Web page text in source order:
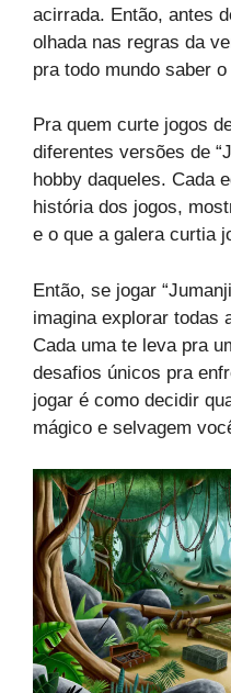
acirrada. Então, antes
olhada nas regras da
pra todo mundo saber
Pra quem curte jogos
diferentes versões de
hobby daqueles. Cada
história dos jogos,
e o que a galera curtia
Então, se jogar
imagina explorar todas
Cada uma te leva pra
desafios únicos pra
jogar é como decidir
mágico e selvagem